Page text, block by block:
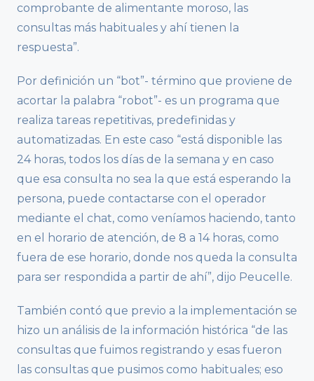
comprobante de alimentante moroso, las
consultas más habituales y ahí tienen la
respuesta”.
Por definición un “bot”- término que proviene de
acortar la palabra “robot”- es un programa que
realiza tareas repetitivas, predefinidas y
automatizadas. En este caso “está disponible las
24 horas, todos los días de la semana y en caso
que esa consulta no sea la que está esperando la
persona, puede contactarse con el operador
mediante el chat, como veníamos haciendo, tanto
en el horario de atención, de 8 a 14 horas, como
fuera de ese horario, donde nos queda la consulta
para ser respondida a partir de ahí”, dijo Peucelle.
También contó que previo a la implementación se
hizo un análisis de la información histórica “de las
consultas que fuimos registrando y esas fueron
las consultas que pusimos como habituales; eso